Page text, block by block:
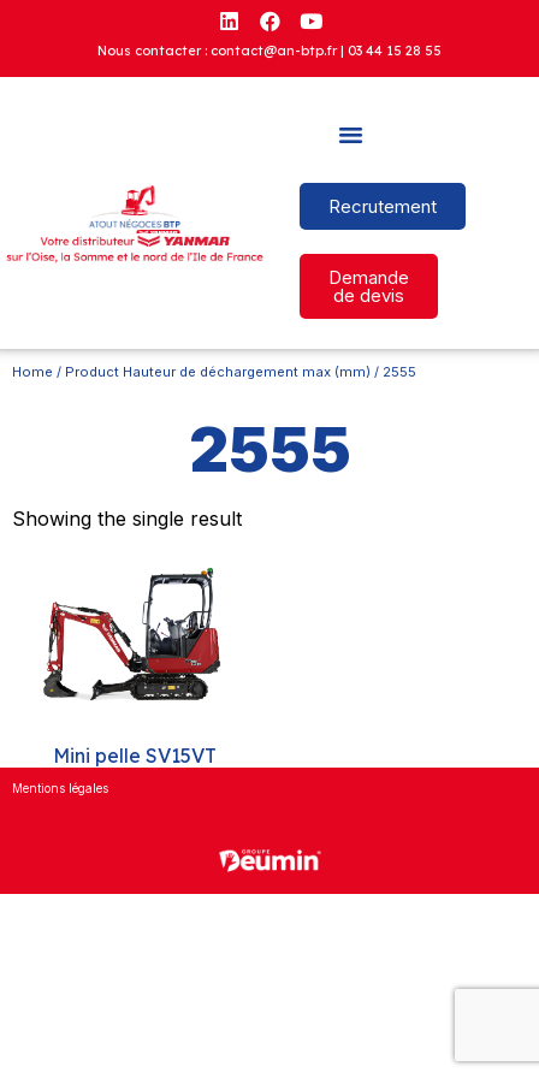
Nous contacter : contact@an-btp.fr | 03 44 15 28 55
Recrutement
Demande
de devis
Home / Product Hauteur de déchargement max (mm) / 2555
2555
Showing the single result
Mini pelle SV15VT
Mentions légales